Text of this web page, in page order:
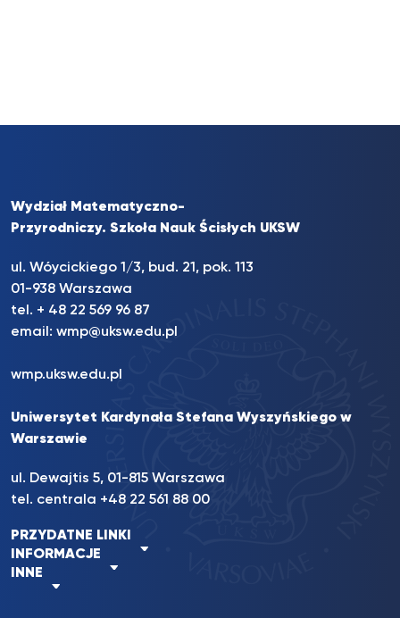
Wydział Matematyczno-
Przyrodniczy. Szkoła Nauk Ścisłych UKSW
ul. Wóycickiego 1/3, bud. 21, pok. 113
01-938 Warszawa
tel. + 48 22 569 96 87
email: wmp@uksw.edu.pl
wmp.uksw.edu.pl
Uniwersytet Kardynała Stefana Wyszyńskiego w
Warszawie
ul. Dewajtis 5, 01-815 Warszawa
tel. centrala +48 22 561 88 00
PRZYDATNE LINKI
INFORMACJE
INNE